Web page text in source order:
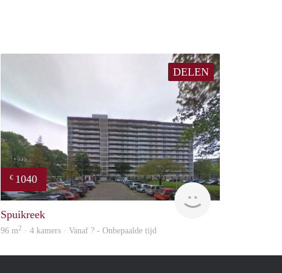
DELEN
€ 1040
finder
Spuikreek
96 m2 · 4 kamers · Vanaf ? - Onbepaalde tijd